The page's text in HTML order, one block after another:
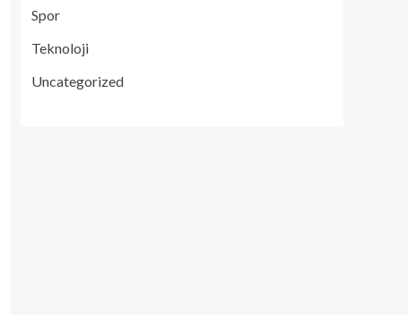
Spor
Teknoloji
Uncategorized